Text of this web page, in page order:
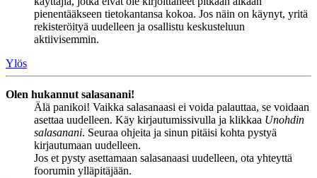
pienentääkseen tietokantansa kokoa. Jos näin on käynyt, yritä
rekisteröityä uudelleen ja osallistu keskusteluun
aktiivisemmin.
Ylös
Olen hukannut salasanani!
Älä panikoi! Vaikka salasanaasi ei voida palauttaa, se voidaan
asettaa uudelleen. Käy kirjautumissivulla ja klikkaa Unohdin
salasanani. Seuraa ohjeita ja sinun pitäisi kohta pystyä
kirjautumaan uudelleen.
Jos et pysty asettamaan salasanaasi uudelleen, ota yhteyttä
foorumin ylläpitäjään.